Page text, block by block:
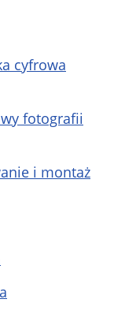
cyfrowa
fotografii
i montaż